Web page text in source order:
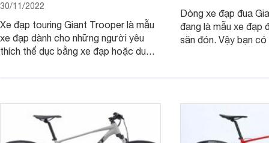
30/11/2022
Xe đạp touring Giant Trooper là mẫu
xe đạp dành cho những người yêu
thích thể dục bằng xe đạp hoặc du
hiện nay?
Dòng xe đạp đua
đang là mẫu xe đạp
săn đón. Vậy bạn